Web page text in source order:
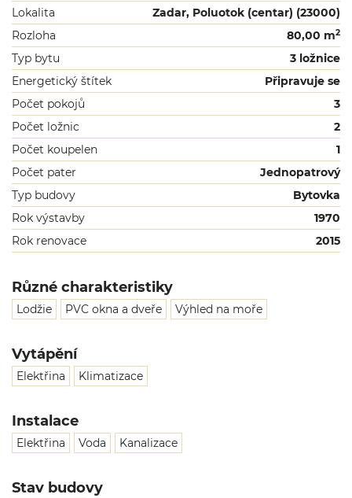
Lokalita
Zadar, Poluotok (centar) (23000)
Rozloha
80,00 m2
Typ bytu
3 ložnice
Energetický štítek
Připravuje se
Počet pokojů
3
Počet ložnic
2
Počet koupelen
1
Počet pater
Jednopatrový
Typ budovy
Bytovka
Rok výstavby
1970
Rok renovace
2015
Různé charakteristiky
Lodžie PVC okna a dveře Výhled na moře
Vytápění
Elektřina Klimatizace
Instalace
Elektřina Voda Kanalizace
Stav budovy